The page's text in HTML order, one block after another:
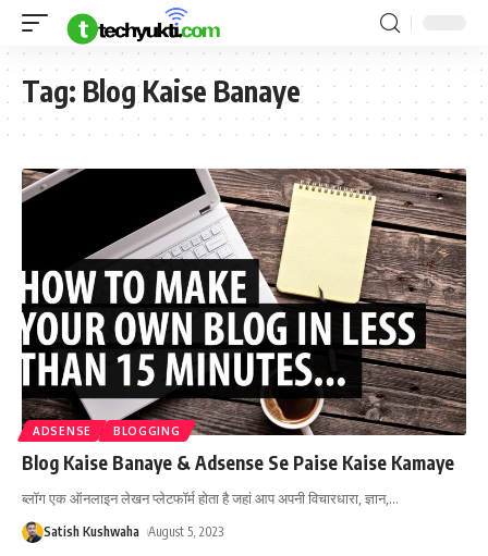
Tag: Blog Kaise Banaye
ADSENSE BLOGGING
Blog Kaise Banaye & Adsense Se Paise Kaise Kamaye
ब्लॉग एक ऑनलाइन लेखन प्लेटफॉर्म होता है जहां आप अपनी विचारधारा, ज्ञान,…
Satish Kushwaha August 5, 2023